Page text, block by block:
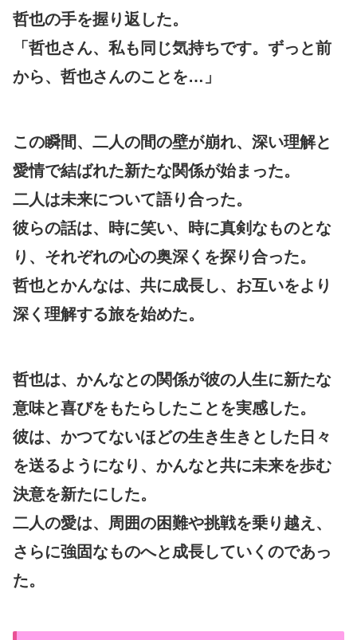
哲也の手を握り返した。
「哲也さん、私も同じ気持ちです。ずっと前
から、哲也さんのことを…」
この瞬間、二人の間の壁が崩れ、深い理解と
愛情で結ばれた新たな関係が始まった。
二人は未来について語り合った。
彼らの話は、時に笑い、時に真剣なものとな
り、それぞれの心の奥深くを探り合った。
哲也とかんなは、共に成長し、お互いをより
深く理解する旅を始めた。
哲也は、かんなとの関係が彼の人生に新たな
意味と喜びをもたらしたことを実感した。
彼は、かつてないほどの生き生きとした日々
を送るようになり、かんなと共に未来を歩む
決意を新たにした。
二人の愛は、周囲の困難や挑戦を乗り越え、
さらに強固なものへと成長していくのであっ
た。